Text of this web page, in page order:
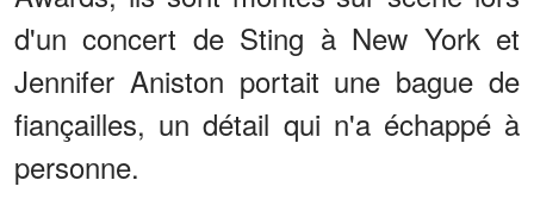
d'un concert de Sting à New York et
Jennifer Aniston portait une bague de
fiançailles, un détail qui n'a échappé à
personne.